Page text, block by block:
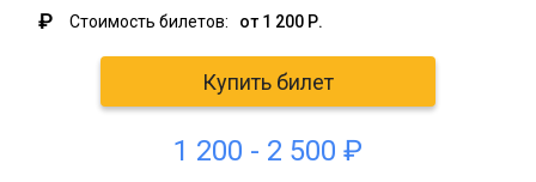
₽ Стоимость билетов: от 1 200 Р.
Купить билет
1 200 - 2 500 ₽